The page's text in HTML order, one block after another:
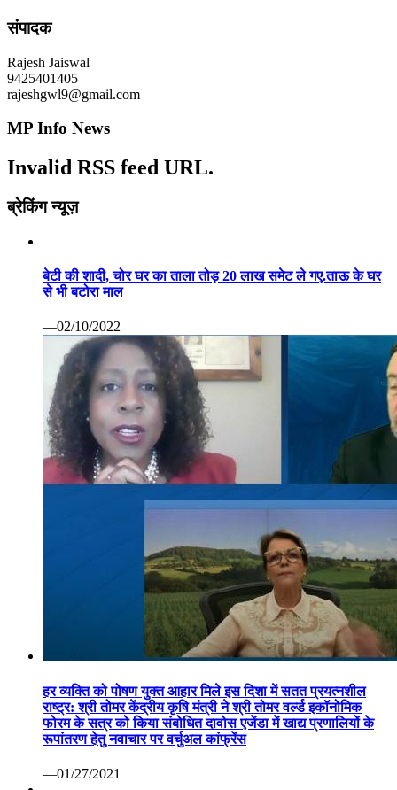
संपादक
Rajesh Jaiswal
9425401405
rajeshgwl9@gmail.com
MP Info News
Invalid RSS feed URL.
ब्रेकिंग न्यूज़
बेटी की शादी, चोर घर का ताला तोड़ 20 लाख समेट ले गए.ताऊ के घर
से भी बटोरा माल
—02/10/2022
हर व्यक्ति को पोषण युक्त आहार मिले इस दिशा में सतत प्रयत्नशील
राष्ट्र: श्री तोमर केंद्रीय कृषि मंत्री ने श्री तोमर वर्ल्ड इकॉनोमिक
फोरम के सत्र को किया संबोधित दावोस एजेंडा में खाद्य प्रणालियों के
रूपांतरण हेतु नवाचार पर वर्चुअल कांफ्रेंस
—01/27/2021